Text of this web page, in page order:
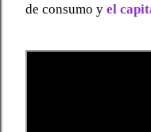
de consumo y el